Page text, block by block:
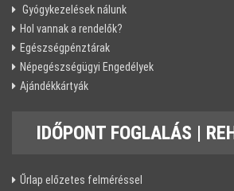
Gyógykezelések nálunk
Hol vannak a rendelők?
Egészségpénztárak
Népegészségügyi Engedélyek
Ajándékkártyák
IDŐPONT FOGLALÁS |
Űrlap előzetes felméréssel